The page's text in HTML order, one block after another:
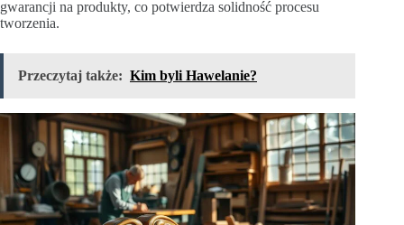
gwarancji na produkty, co potwierdza solidność procesu
tworzenia.
Przeczytaj także: Kim byli Hawelanie?